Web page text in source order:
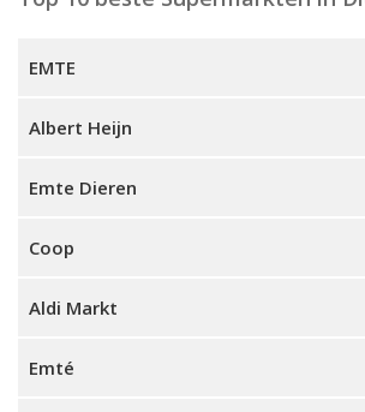
EMTE
Albert Heijn
Emte Dieren
Coop
Aldi Markt
Emté